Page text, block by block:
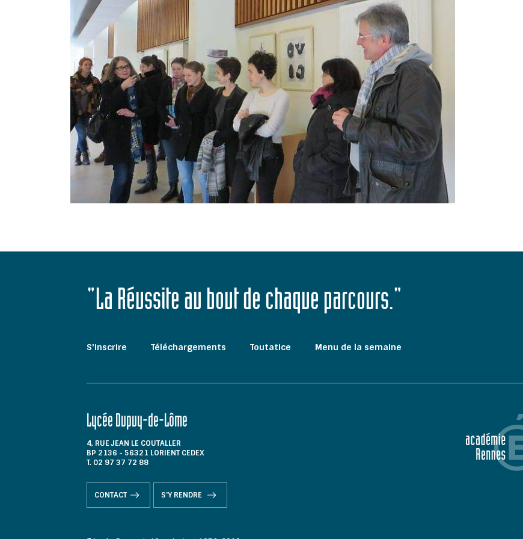
"La Réussite au bout de chaque parcours."
S'inscrire Téléchargements Toutatice Menu de la semaine
Lycée Dupuy-de-Lôme
4, RUE JEAN LE COUTALLER
BP 2136 - 56321 LORIENT CEDEX
T. 02 97 37 72 88
CONTACT S'Y RENDRE